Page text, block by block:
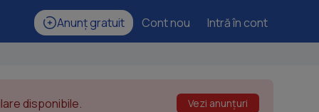
Anunț gratuit Cont nou Intră în cont
disponibile. Vezi anunțuri